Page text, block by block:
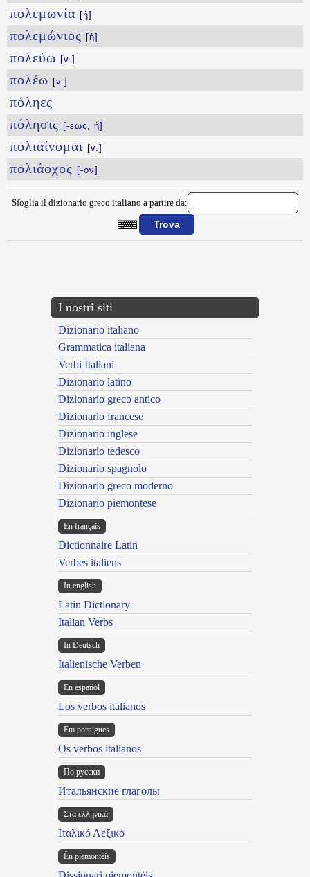
πολεμωνία [ἡ]
πολεμώνιος [ἡ]
πολεύω [v.]
πολέω [v.]
πόληες
πόλησις [-εως, ἡ]
πολιαίνομαι [v.]
πολιάοχος [-ον]
Sfoglia il dizionario greco italiano a partire da:
I nostri siti
Dizionario italiano
Grammatica italiana
Verbi Italiani
Dizionario latino
Dizionario greco antico
Dizionario francese
Dizionario inglese
Dizionario tedesco
Dizionario spagnolo
Dizionario greco moderno
Dizionario piemontese
En français
Dictionnaire Latin
Verbes italiens
In english
Latin Dictionary
Italian Verbs
In Deutsch
Italienische Verben
En español
Los verbos italianos
Em portugues
Os verbos italianos
По русски
Итальянские глаголы
Στα ελληνικά
Ιταλικό Λεξικό
Ën piemontèis